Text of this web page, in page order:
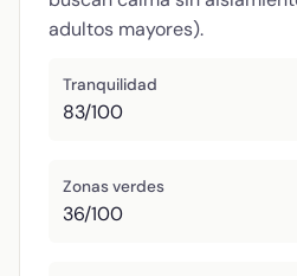
adultos mayores).
Tranquilidad
83/100
Zonas verdes
36/100